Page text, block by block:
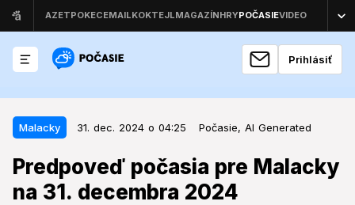
Prihlásiť
Malacky 31. dec. 2024 o 04:25 Počasie, AI Generated
Predpoveď počasia pre Malacky
na 31. decembra 2024
Malacky 31. dec. 2024 o 04:25
Predpoveď počasia pre Malacky
na 31. decembra 2024